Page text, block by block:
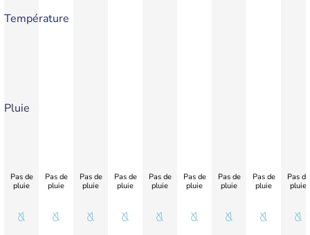
Température
Pluie
Pas de
pluie
Pas de
pluie
Pas de
pluie
Pas de
pluie
Pas de
pluie
Pas de
pluie
Pas de
pluie
Pas de
pluie
Pas de
pluie